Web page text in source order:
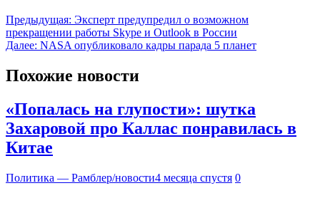
Предыдущая: Эксперт предупредил о возможном
прекращении работы Skype и Outlook в России
Далее: NASA опубликовало кадры парада 5 планет
Похожие новости
«Попалась на глупости»: шутка
Захаровой про Каллас понравилась в
Китае
Политика — Рамблер/новости4 месяца спустя 0